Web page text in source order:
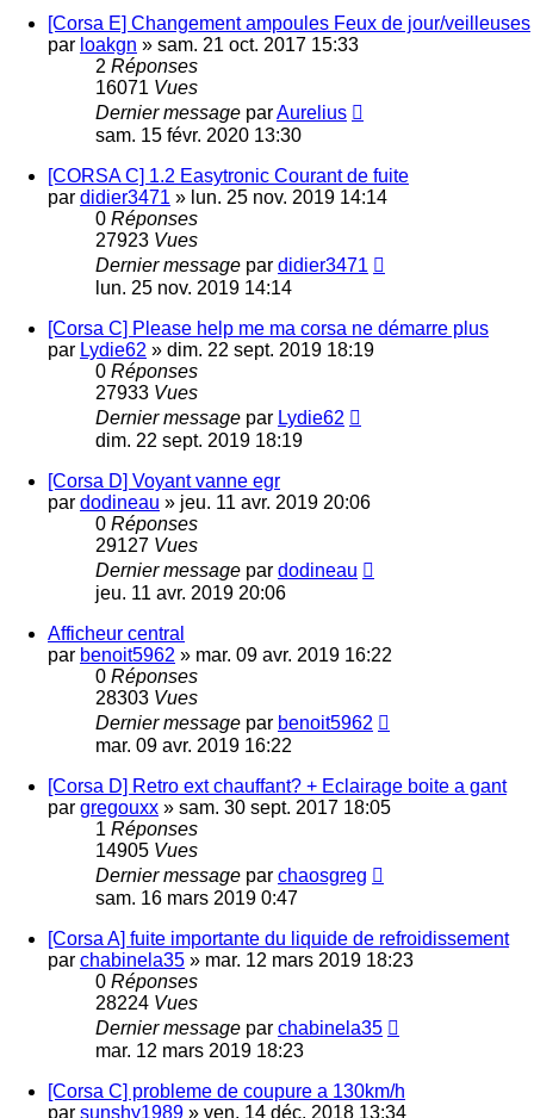
[Corsa E] Changement ampoules Feux de jour/veilleuses
par loakgn » sam. 21 oct. 2017 15:33
2 Réponses
16071 Vues
Dernier message parAurelius
sam. 15 févr. 2020 13:30
[CORSA C] 1.2 Easytronic Courant de fuite
par didier3471 » lun. 25 nov. 2019 14:14
0 Réponses
27923 Vues
Dernier message par didier3471
lun. 25 nov. 2019 14:14
[Corsa C] Please help me ma corsa ne démarre plus
par Lydie62 » dim. 22 sept. 2019 18:19
0 Réponses
27933 Vues
Dernier message par Lydie62
dim. 22 sept. 2019 18:19
[Corsa D] Voyant vanne egr
par dodineau » jeu. 11 avr. 2019 20:06
0 Réponses
29127 Vues
Dernier message par dodineau
jeu. 11 avr. 2019 20:06
Afficheur central
par benoit5962 » mar. 09 avr. 2019 16:22
0 Réponses
28303 Vues
Dernier message par benoit5962
mar. 09 avr. 2019 16:22
[Corsa D] Retro ext chauffant? + Eclairage boite a gant
par gregouxx » sam. 30 sept. 2017 18:05
1 Réponses
14905 Vues
Dernier message par chaosgreg
sam. 16 mars 2019 0:47
[Corsa A] fuite importante du liquide de refroidissement
par chabinela35 » mar. 12 mars 2019 18:23
0 Réponses
28224 Vues
Dernier message par chabinela35
mar. 12 mars 2019 18:23
[Corsa C] probleme de coupure a 130km/h
par sunshy1989 » ven. 14 déc. 2018 13:34